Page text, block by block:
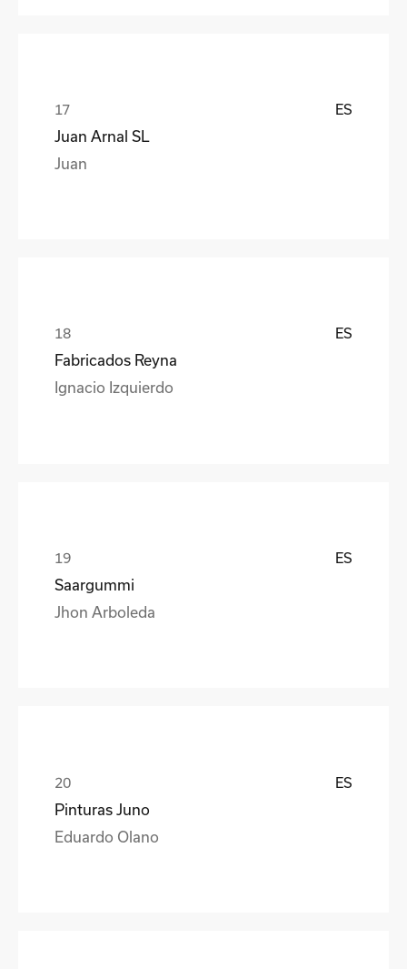
ES
Juan Arnal SL
Juan
ES
Fabricados Reyna
Ignacio Izquierdo
ES
Saargummi
Jhon Arboleda
ES
Pinturas Juno
Eduardo Olano